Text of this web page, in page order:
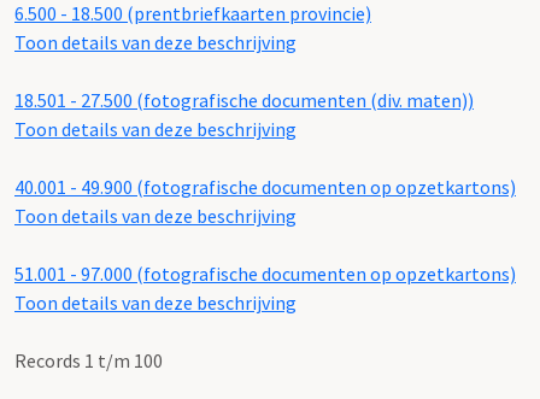
6.500 - 18.500 (prentbriefkaarten provincie)
Toon details van deze beschrijving
18.501 - 27.500 (fotografische documenten (div. maten))
Toon details van deze beschrijving
40.001 - 49.900 (fotografische documenten op opzetkartons)
Toon details van deze beschrijving
51.001 - 97.000 (fotografische documenten op opzetkartons)
Toon details van deze beschrijving
Records 1 t/m 100